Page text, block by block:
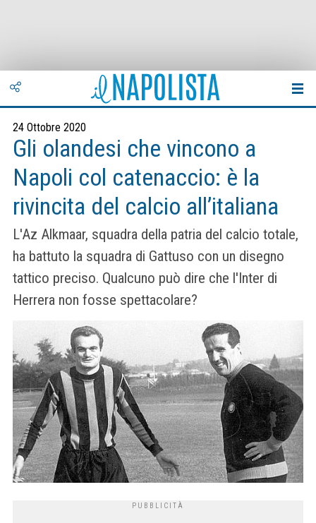
24 Ottobre 2020
Gli olandesi che vincono a
Napoli col catenaccio: è la
rivincita del calcio all’italiana
L'Az Alkmaar, squadra della patria del calcio totale,
ha battuto la squadra di Gattuso con un disegno
tattico preciso. Qualcuno può dire che l'Inter di
Herrera non fosse spettacolare?